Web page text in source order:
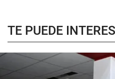
TE PUEDE